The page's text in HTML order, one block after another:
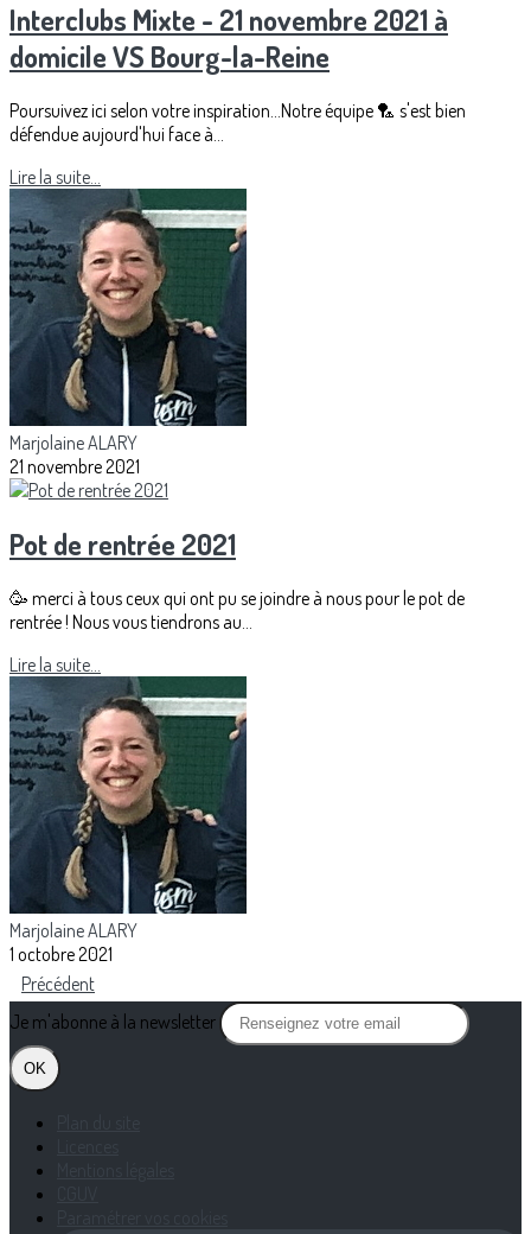
Interclubs Mixte - 21 novembre 2021 à
domicile VS Bourg-la-Reine
Poursuivez ici selon votre inspiration...Notre équipe 🏸 s'est bien
défendue aujourd'hui face à...
Lire la suite...
Marjolaine ALARY
21 novembre 2021
Pot de rentrée 2021
🥳 merci à tous ceux qui ont pu se joindre à nous pour le pot de
rentrée ! Nous vous tiendrons au...
Lire la suite...
Marjolaine ALARY
1 octobre 2021
Précédent
Je m'abonne à la newsletter
OK